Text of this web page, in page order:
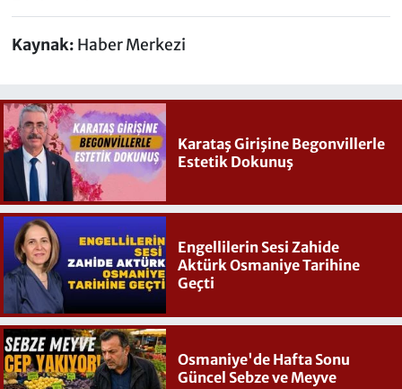
Kaynak: Haber Merkezi
Karataş Girişine Begonvillerle
Estetik Dokunuş
Engellilerin Sesi Zahide
Aktürk Osmaniye Tarihine
Geçti
Osmaniye'de Hafta Sonu
Güncel Sebze ve Meyve